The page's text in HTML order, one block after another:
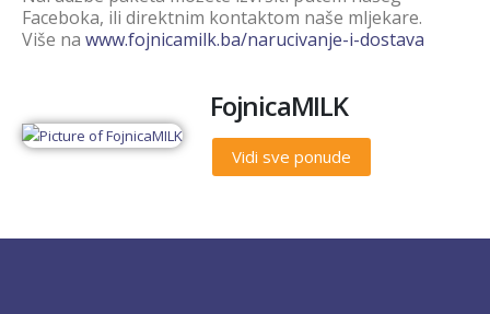
Faceboka, ili direktnim kontaktom naše mljekare.
Više na www.fojnicamilk.ba/narucivanje-i-dostava
FojnicaMILK
Vidi sve ponude